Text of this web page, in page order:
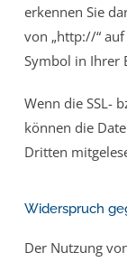
erkennen Sie
von „http://“
Symbol in Ihrer
Wenn die SSL-
können die
Dritten
Widerspruch
Der Nutzung